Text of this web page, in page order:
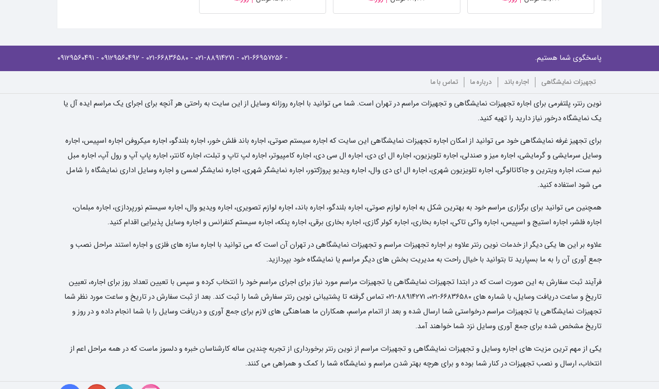
پاسخگوی شما هستیم. - ۰۲۱-۶۶۹۵۷۲۵۶ - ۰۲۱-۸۸۹۱۴۲۷۱ - ۰۲۱-۶۶۸۳۶۵۸۰ - ۰۹۱۲۹۵۶۰۴۹۲ - ۰۹۱۲۹۵۶۰۴۹۱
تجهیزات نمایشگاهی اجاره باند درباره ما تماس با ما
نوین رنتر، پلتفرمی برای اجاره تجهیزات نمایشگاهی و تجهیزات مراسم در تهران است. شما می توانید با اجاره روزانه وسایل از این سایت به راحتی هر آنچه برای اجرای یک مراسم ایده آل یا
یک نمایشگاه درخور نیاز دارید را تهیه کنید.
برای تجهیز غرفه نمایشگاهی خود می توانید از امکان اجاره تجهیزات نمایشگاهی این سایت که اجاره سیستم صوتی، اجاره باند فلش خور، اجاره بلندگو، اجاره میکروفن اجاره اسپیس، اجاره
وسایل سرمایشی و گرمایشی، اجاره میز و صندلی، اجاره تلویزیون، اجاره ال ای دی، اجاره ال سی دی، اجاره کامپیوتر، اجاره لپ تاپ و تبلت، اجاره کانتر، اجاره پاپ آپ و رول آپ، اجاره مبل
نیم ست، اجاره ویترین و جاکاتالوگی، اجاره تلویزیون شهری، اجاره ال ای دی وال، اجاره ویدیو پروژکتور، اجاره نمایشگر شهری، اجاره نمایشگر لمسی و اجاره وسایل اداری نمایشگاه را شامل
می شود استفاده کنید.
همچنین می توانید برای برگزاری مراسم خود به بهترین شکل به اجاره لوازم صوتی، اجاره بلندگو، اجاره باند، اجاره لوازم تصویری، اجاره ویدیو وال، اجاره سیستم نورپردازی، اجاره مبلمان،
اجاره فلشر، اجاره استیج و اسپیس، اجاره واکی تاکی، اجاره بخاری، اجاره کولر گازی، اجاره بخاری برقی، اجاره پنکه، اجاره سیستم کنفرانس و اجاره وسایل پذیرایی اقدام کنید.
علاوه بر این ها یکی دیگر از خدمات نوین رنتر علاوه بر اجاره تجهیزات مراسم و تجهیزات نمایشگاهی در تهران آن است که می توانید با اجاره سازه های فلزی و اجاره استند مراحل نصب و
جمع آوری آن را به ما بسپارید تا بتوانید با خیال راحت به مدیریت بخش های دیگر مراسم یا نمایشگاه خود بپردازید.
فرآیند ثبت سفارش به این صورت است که در ابتدا تجهیزات نمایشگاهی یا تجهیزات مراسم مورد نیاز برای اجرای مراسم خود را انتخاب کرده و سپس با تعیین تعداد روز برای اجاره، تعیین
تاریخ و ساعت دریافت وسایل، با شماره های ۶۶۸۳۶۵۸۰-۰۲۱، ۸۸۹۱۴۲۷۱-۰۲۱ تماس گرفته تا پشتیبانی نوین رنتر سفارش شما را ثبت کند. بعد از ثبت سفارش در تاریخ و ساعت مورد نظر شما
تجهیزات نمایشگاهی یا تجهیزات مراسم درخواستی شما ارسال شده و بعد از اتمام مراسم، همکاران ما هماهنگی های لازم برای جمع آوری و دریافت وسایل را با شما انجام داده و در روز و
تاریخ مشخص شده برای جمع آوری وسایل نزد شما خواهند آمد.
یکی از مهم ترین مزیت های اجاره وسایل و تجهیزات نمایشگاهی و تجهیزات مراسم از نوین رنتر برخورداری از تجربه چندین ساله کارشناسان خبره و دلسوز ماست که در همه مراحل اعم از
انتخاب، ارسال و نصب تجهیزات در کنار شما بوده و برای هرچه بهتر شدن مراسم و نمایشگاه شما را کمک و همراهی می کنند.